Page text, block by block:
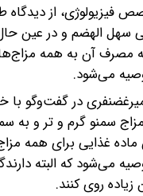
فیزیولوژی، از
سهل الهضم و در عین حال
مصرف آن به همه
می‌شود.
در گفت‌وگو با
مزاج سمنو گرم و تر و به
غذایی برای همه
می‌شود که البته
روی کنند.